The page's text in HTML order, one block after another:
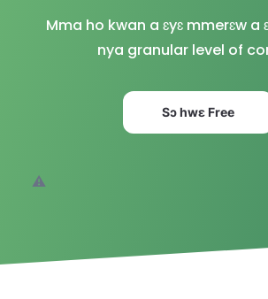
Mma ho kwan a ɛyɛ mmerɛw a
nya granular level of
Sɔ hwɛ Free